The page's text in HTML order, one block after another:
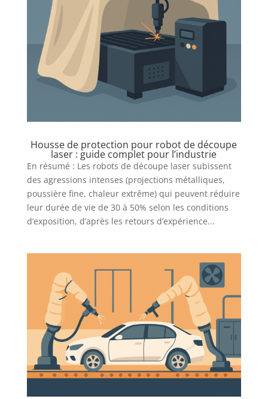
Housse de protection pour robot de découpe
laser : guide complet pour l’industrie
En résumé : Les robots de découpe laser subissent
des agressions intenses (projections métalliques,
poussière fine, chaleur extrême) qui peuvent réduire
leur durée de vie de 30 à 50% selon les conditions
d’exposition, d’après les retours d’expérience...